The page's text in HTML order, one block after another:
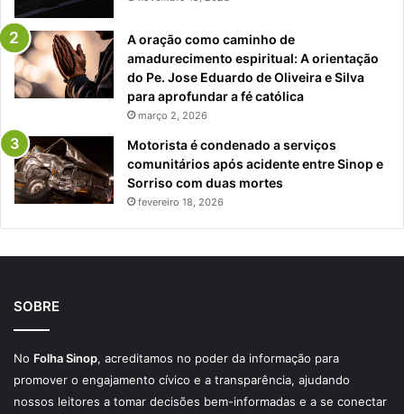
A oração como caminho de
amadurecimento espiritual: A orientação
do Pe. Jose Eduardo de Oliveira e Silva
para aprofundar a fé católica
março 2, 2026
Motorista é condenado a serviços
comunitários após acidente entre Sinop e
Sorriso com duas mortes
fevereiro 18, 2026
SOBRE
No Folha Sinop, acreditamos no poder da informação para
promover o engajamento cívico e a transparência, ajudando
nossos leitores a tomar decisões bem-informadas e a se conectar